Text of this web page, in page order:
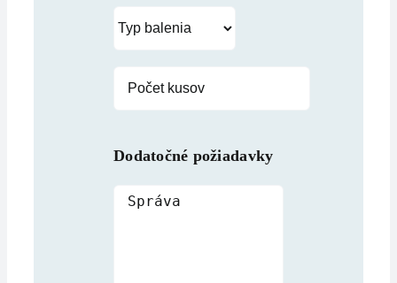
Dodatočné požiadavky